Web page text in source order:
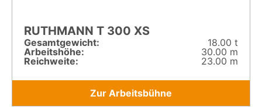
RUTHMANN T 300 XS
Gesamt­gewicht:
18.00 t
Arbeitshöhe:
30.00 m
Reichweite:
23.00 m
Zur Arbeitsbühne